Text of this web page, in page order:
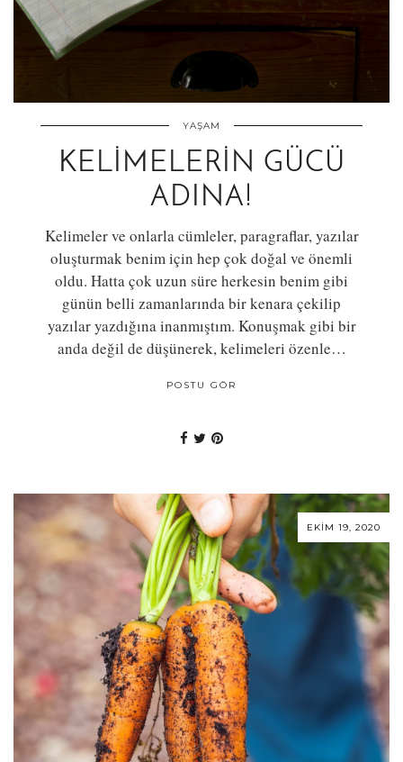
YAŞAM
KELIMELERIN GÜCÜ
ADINA!
Kelimeler ve onlarla cümleler, paragraflar, yazılar
oluşturmak benim için hep çok doğal ve önemli
oldu. Hatta çok uzun süre herkesin benim gibi
günün belli zamanlarında bir kenara çekilip
yazılar yazdığına inanmıştım. Konuşmak gibi bir
anda değil de düşünerek, kelimeleri özenle…
POSTU GÖR
EKIM 19, 2020